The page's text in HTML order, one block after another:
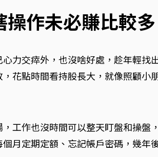
操作未必賺比較多
力交瘁外，也沒啥好處，趁年輕
花點時間看持股長大，就像照顧小
工作也沒時間可以整天盯盤和操
月定期定額、忘記帳戶密碼，幾年